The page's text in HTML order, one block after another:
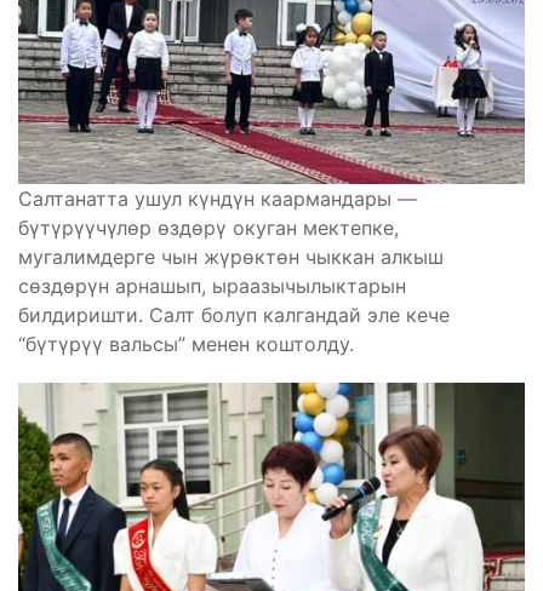
Салтанатта ушул күндүн каармандары —
бүтүрүүчүлөр өздөрү окуган мектепке,
мугалимдерге чын жүрөктөн чыккан алкыш
сөздөрүн арнашып, ыраазычылыктарын
билдиришти. Салт болуп калгандай эле кече
“бүтүрүү вальсы” менен коштолду.